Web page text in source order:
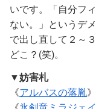
いです。「自分フ
ない。」というデ
で出し直して２～
どこ？(笑)。
▼妨害札
《アルバスの落胤